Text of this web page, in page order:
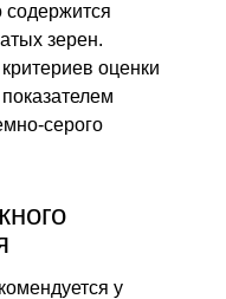
содержится
зерен.
оценки
серого
у